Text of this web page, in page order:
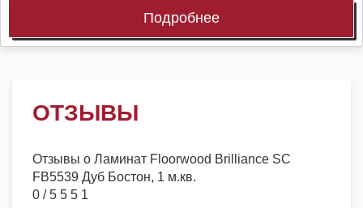
Подробнее
ОТЗЫВЫ
Отзывы о Ламинат Floorwood Brilliance SC
FB5539 Дуб Бостон, 1 м.кв.
0 /5 5 5 1